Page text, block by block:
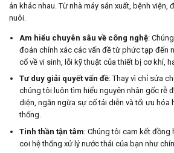
án khác nhau. Từ nhà máy sản xuất, bệnh viện,
nuôi.
Am hiểu chuyên sâu về công nghệ:
đoán chính xác các vấn đề từ phức tạp đến
cố về vi sinh, lỗi kỹ thuật của thiết bị cơ khí,
Tư duy giải quyết vấn đề: Thay vì chỉ sửa
chúng tôi luôn tìm hiểu nguyên nhân gốc rễ
diện, ngăn ngừa sự cố tái diễn và tối ưu hóa
thống.
Tinh thần tận tâm: Chúng tôi cam kết đồng
coi hệ thống xử lý nước thải của bạn như